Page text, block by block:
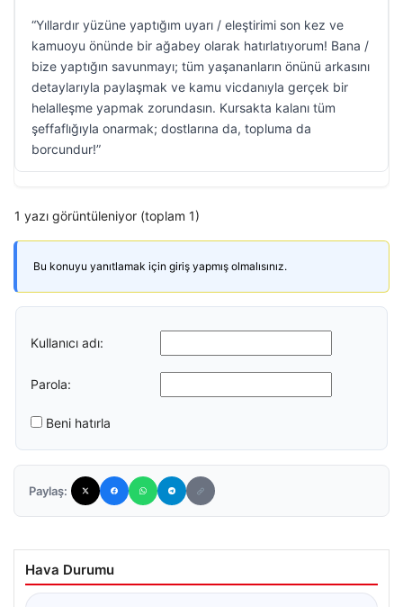
“Yıllardır yüzüne yaptığım uyarı / eleştirimi son kez ve
kamuoyu önünde bir ağabey olarak hatırlatıyorum! Bana /
bize yaptığın savunmayı; tüm yaşananların önünü arkasını
detaylarıyla paylaşmak ve kamu vicdanıyla gerçek bir
helalleşme yapmak zorundasın. Kursakta kalanı tüm
şeffaflığıyla onarmak; dostlarına da, topluma da
borcundur!”
1 yazı görüntüleniyor (toplam 1)
Bu konuyu yanıtlamak için giriş yapmış olmalısınız.
Kullanıcı adı:
Parola:
Beni hatırla
Paylaş:
Hava Durumu